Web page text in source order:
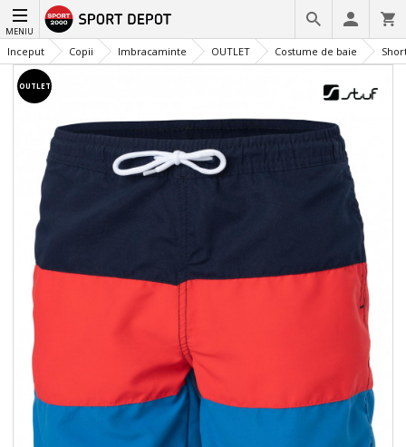
MENIU
Inceput Copii Imbracaminte OUTLET Costume de baie
OUTLET